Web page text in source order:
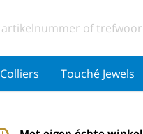
Colliers Touché Jewels